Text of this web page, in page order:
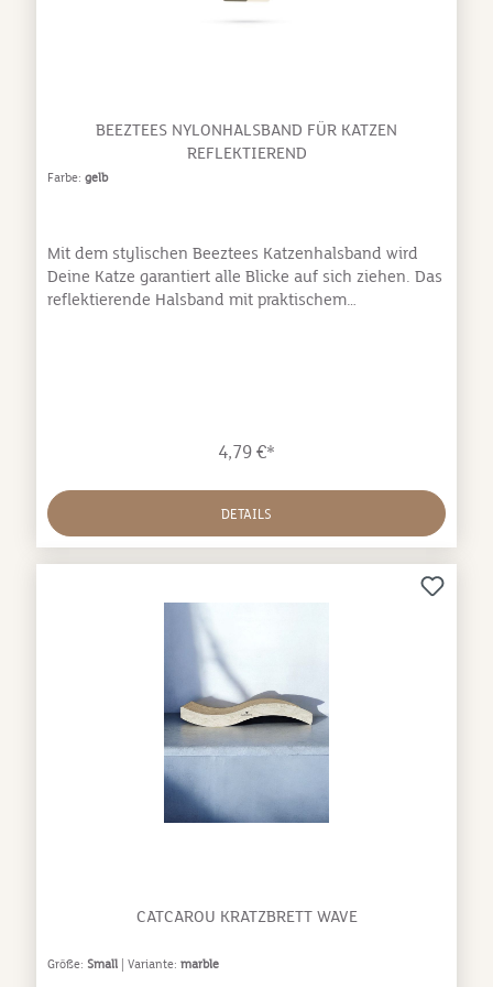
BEEZTEES NYLONHALSBAND FÜR KATZEN
REFLEKTIEREND
Farbe: gelb
Mit dem stylischen Beeztees Katzenhalsband wird
Deine Katze garantiert alle Blicke auf sich ziehen. Das
reflektierende Halsband mit praktischem
cm Verstellbar von: 24,5 cm Verstellbar bis: 33 cm
4,79 €*
DETAILS
CATCAROU KRATZBRETT WAVE
Größe: Small | Variante: marble